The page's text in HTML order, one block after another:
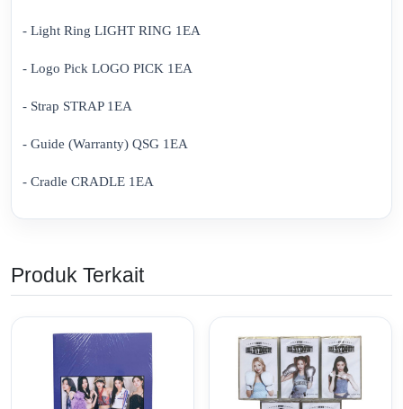
- Light Ring LIGHT RING 1EA
- Logo Pick LOGO PICK 1EA
- Strap STRAP 1EA
- Guide (Warranty) QSG 1EA
- Cradle CRADLE 1EA
Produk Terkait